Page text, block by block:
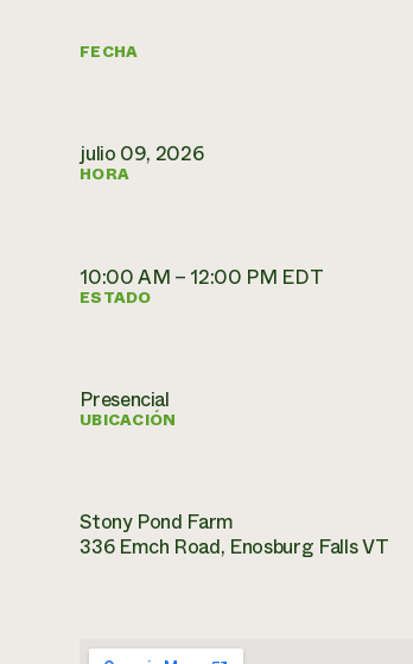
FECHA
julio 09, 2026
HORA
10:00 AM – 12:00 PM EDT
ESTADO
Presencial
UBICACIÓN
Stony Pond Farm
336 Emch Road, Enosburg Falls VT